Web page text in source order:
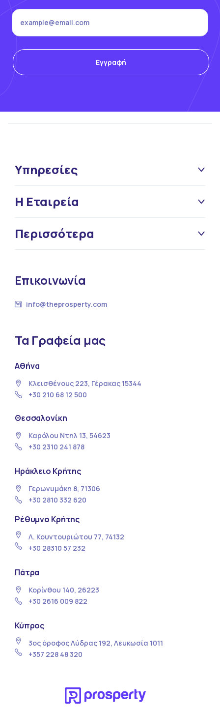
Υπηρεσίες
Η Εταιρεία
Περισσότερα
Επικοινωνία
info@theprosperty.com
Τα Γραφεία μας
Αθήνα
Κλεισθένους 223, Γέρακας 15344
+30 210 68 12 500
Θεσσαλονίκη
Καρόλου Ντηλ 13, 54623
+30 2310 241 878
Ηράκλειο Κρήτης
Γερωνυμάκη 8, 71306
+30 2810 332 620
Ρέθυμνο Κρήτης
Λ. Κουντουριώτου 77, 74132
+30 28310 57 232
Πάτρα
Κορίνθου 140, 26223
+30 2616 009 822
Κύπρος
3ος όροφος Λύδρας 192, Λευκωσία 1011
+357 228 48 320